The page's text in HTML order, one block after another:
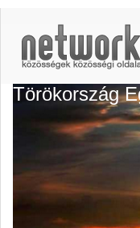
Törökország